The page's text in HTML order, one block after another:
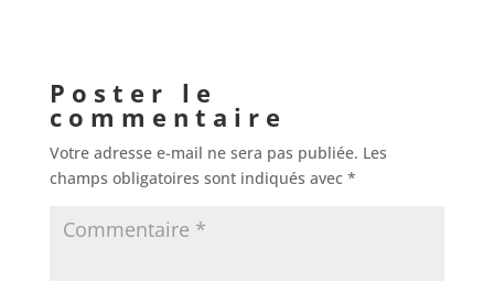
Poster le
commentaire
Votre adresse e-mail ne sera pas publiée. Les
champs obligatoires sont indiqués avec *